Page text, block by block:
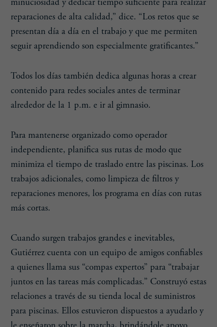
minuciosidad y dedicar tiempo suficiente para realizar
reparaciones de alta calidad,” dice. “Los retos que se
presentan día a día en el trabajo y que me permiten
seguir aprendiendo son especialmente gratificantes.”
Todos los días también dedica algunas horas a crear
contenido para redes sociales antes de terminar
alrededor de la 1 p.m. e ir al gimnasio.
Para mantenerse organizado como operador
independiente, planifica sus rutas de modo que
minimiza el tiempo de traslado entre las piscinas. Los
trabajos adicionales, como limpieza de filtros y
reparaciones menores, los programa en días con rutas
más cortas.
Cuando surgen trabajos grandes e inevitables,
Gutiérrez cuenta con un equipo de amigos confiables
a quienes llama sus “compas expertos” para “trabajar
juntos en las tareas más complicadas.” Construyó estas
relaciones a través de su tienda local de suministros
para piscinas. Ellos estuvieron dispuestos a ayudarlo y